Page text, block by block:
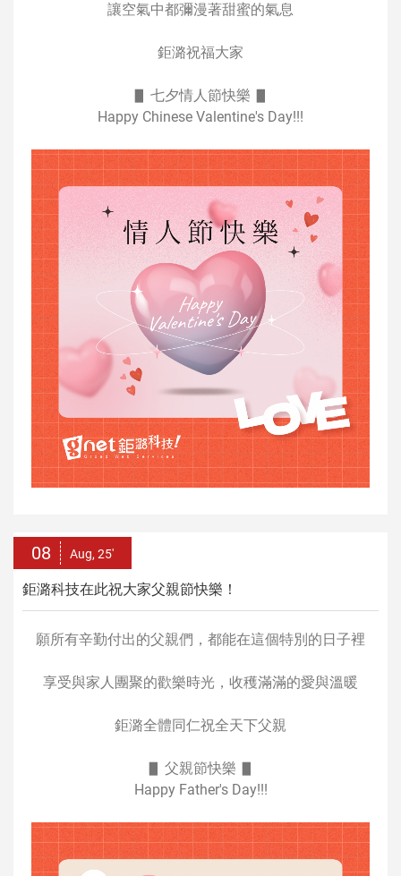
讓空氣中都彌漫著甜蜜的氣息
鉅潞祝福大家
▋ 七夕情人節快樂 ▋
Happy Chinese Valentine's Day!!!
鉅潞科技在此祝大家父親節快樂！
08 Aug, 25'
願所有辛勤付出的父親們，都能在這個特別的日子裡
享受與家人團聚的歡樂時光，收穫滿滿的愛與溫暖
鉅潞全體同仁祝全天下父親
▋ 父親節快樂 ▋
Happy Father's Day!!!